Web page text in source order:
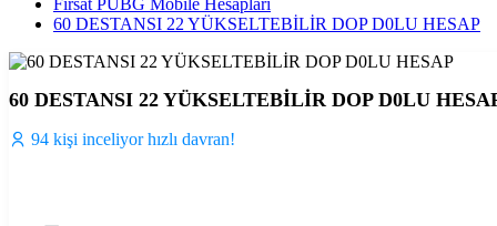
Fırsat PUBG Mobile Hesapları
60 DESTANSI 22 YÜKSELTEBİLİR DOP D0LU HESAP
60 DESTANSI 22 YÜKSELTEBİLİR DOP D0LU
94 kişi inceliyor hızlı davran!